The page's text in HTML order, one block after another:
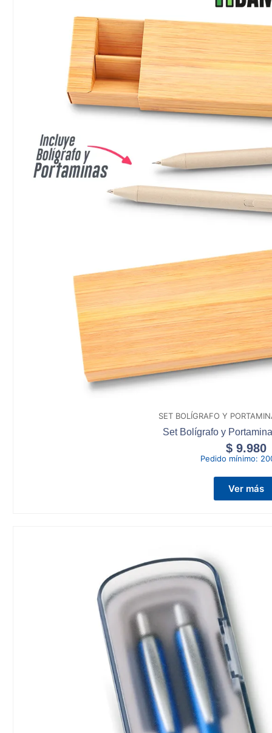
SET BOLÍGRAFO Y
Set Bolígrafo y
$ 9.980
Pedido mínimo:
Ver más